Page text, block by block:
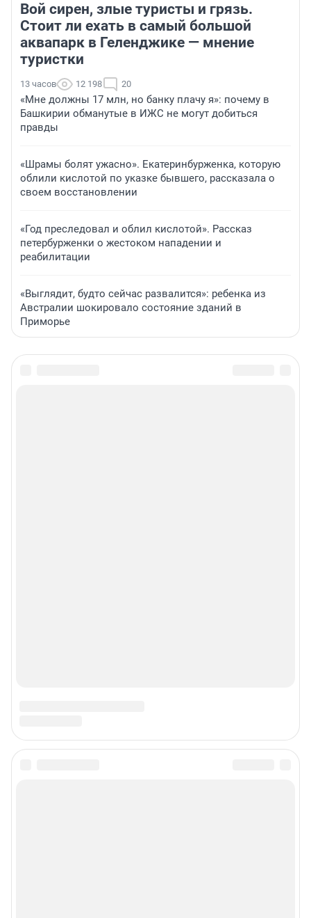
Вой сирен, злые туристы и грязь.
Стоит ли ехать в самый большой
аквапарк в Геленджике — мнение
туристки
13 часов 12 198 20
«Мне должны 17 млн, но банку плачу я»: почему в
Башкирии обманутые в ИЖС не могут добиться
правды
«Шрамы болят ужасно». Екатеринбурженка, которую
облили кислотой по указке бывшего, рассказала о
своем восстановлении
«Год преследовал и облил кислотой». Рассказ
петербурженки о жестоком нападении и
реабилитации
«Выглядит, будто сейчас развалится»: ребенка из
Австралии шокировало состояние зданий в
Приморье